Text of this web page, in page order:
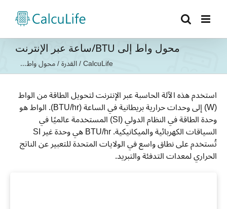
محول واط إلى BTU/ساعة عبر الإنترنت
CalcuLife
/القدرة/محول واط...
استخدم هذه الآلة الحاسبة عبر الإنترنت لتحويل الطاقة من الواط
(W) إلى وحدات حرارية بريطانية في الساعة (BTU/hr). الواط هو
وحدة الطاقة في النظام الدولي (SI) المستخدمة عالميًا في
السياقات الكهربائية والميكانيكية. BTU/hr هي وحدة غير SI
تُستخدم على نطاق واسع في الولايات المتحدة للتعبير عن الناتج
الحراري لمعدات التدفئة والتبريد.